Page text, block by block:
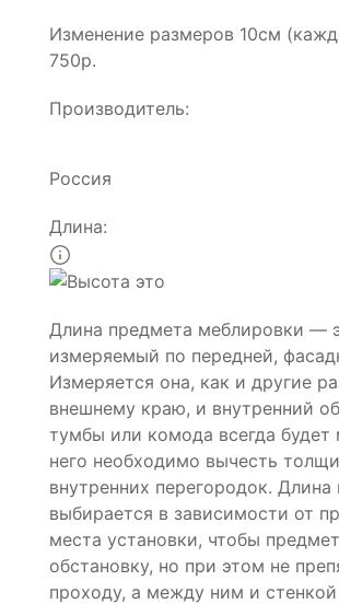
Изменение размеров 10см
750р.
Производитель:
Россия
Длина:
Длина предмета меблировки —
измеряемый по передней,
Измеряется она, как и другие
внешнему краю, и внутренний
тумбы или комода всегда будет
него необходимо вычесть
внутренних перегородок. Длина
выбирается в зависимости от
места установки, чтобы
обстановку, но при этом не
проходу, а между ним и стенкой